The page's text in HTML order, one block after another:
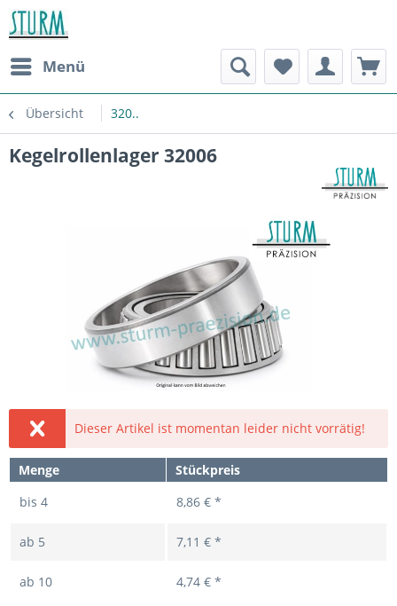
Menü
Übersicht 320..
Kegelrollenlager 32006
Dieser Artikel ist momentan leider nicht vorrätig!
Menge
Stückpreis
bis 4 8,86 € *
ab 5 7,11 € *
ab 10 4,74 € *